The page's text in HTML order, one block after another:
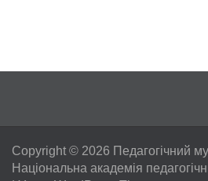
Copyright © 2026 Педагогічний
Національна академія